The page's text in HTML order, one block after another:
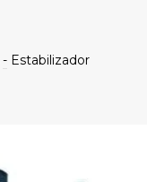
- Estabilizador